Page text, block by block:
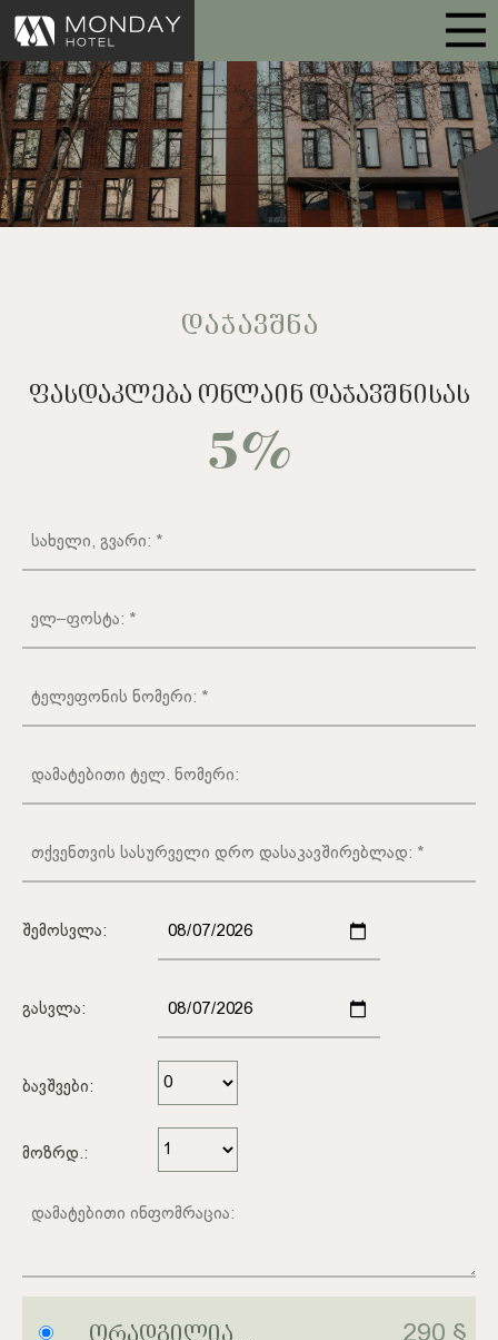
ᲓᲐᲯᲐᲕᲨᲜᲐ
ფასდაკლება ონლაინ დაჯავშნისას
5%
Შემოსვლა:
Გასვლა:
Ბავშვები:
Მოზრდ.:
290 §